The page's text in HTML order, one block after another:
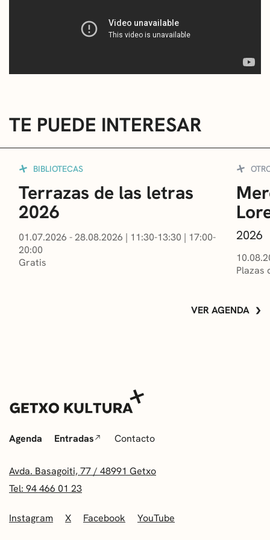
TE PUEDE INTERESAR
BIBLIOTECAS
Terrazas de las letras
2026
01.07.2026 - 28.08.2026 | 11:30-13:30 | 17:00-
20:00
Gratis
2026
Plazas
VER AGENDA
Agenda Entradas Contacto
Avda. Basagoiti, 77 / 48991 Getxo
Tel: 94 466 01 23
Instagram X Facebook YouTube